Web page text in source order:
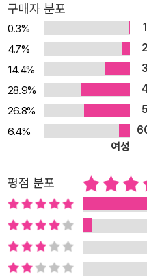
다. 그 벅찬 순간을 글로 적으려
딪혔다. 내가 느낀 감동보다 문
글에 다 담지 못한 그들의 이야
“삶이 글보다 크다”라는 문장
에 겸손이 깃들었다. 나는 실제
만 온 마음을 기울여 전하려 애
쓰며 살고 싶었다.” -본문 중에서 “서로의 삶을 궁금해하고 그 삶을
함께 희망하기. 내게 아주 익숙
책은 노년에 대한 탐구의 여정이
르다고 해도 일단 먹을 것부터
일엔 화창하게 웃고…”와 같은
이야기다. 예순일곱 살에 검도 6단을 취득한 순자, 일흔여섯에 비로
소 래퍼 연습생이 된 정열, 작가
구매자 분포
0.3%
4.7%
14.4%
28.9%
26.8%
6.4%
여성
평점 분포